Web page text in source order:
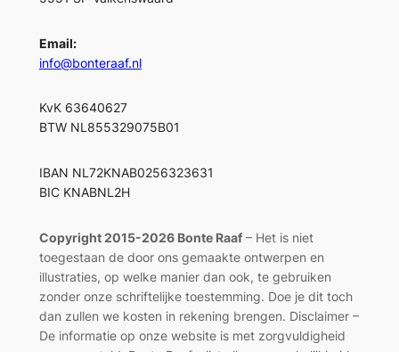
Email:
info@bonteraaf.nl
KvK 63640627
BTW NL855329075B01
IBAN NL72KNAB0256323631
BIC KNABNL2H
Copyright 2015-2026 Bonte Raaf– Het is niet
toegestaan de door ons gemaakte ontwerpen en
illustraties, op welke manier dan ook, te gebruiken
zonder onze schriftelijke toestemming. Doe je dit toch
dan zullen we kosten in rekening brengen. Disclaimer –
De informatie op onze website is met zorgvuldigheid